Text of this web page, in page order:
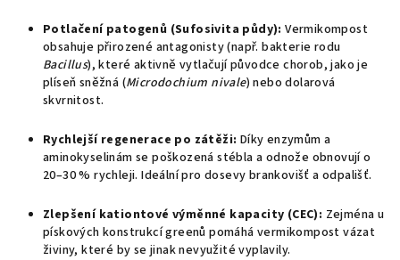
Potlačení patogenů (Sufosivita půdy): Vermikompost
obsahuje přirozené antagonisty (např. bakterie rodu
Bacillus), které aktivně vytlačují původce chorob, jako je
plíseň sněžná (Microdochium nivale) nebo dolarová
skvrnitost.
Rychlejší regenerace po zátěži: Díky enzymům a
aminokyselinám se poškozená stébla a odnože obnovují o
20–30 % rychleji. Ideální pro dosevy brankovišť a odpališť.
Zlepšení kationtové výměnné kapacity (CEC): Zejména u
pískových konstrukcí greenů pomáhá vermikompost vázat
živiny, které by se jinak nevyužité vyplavily.